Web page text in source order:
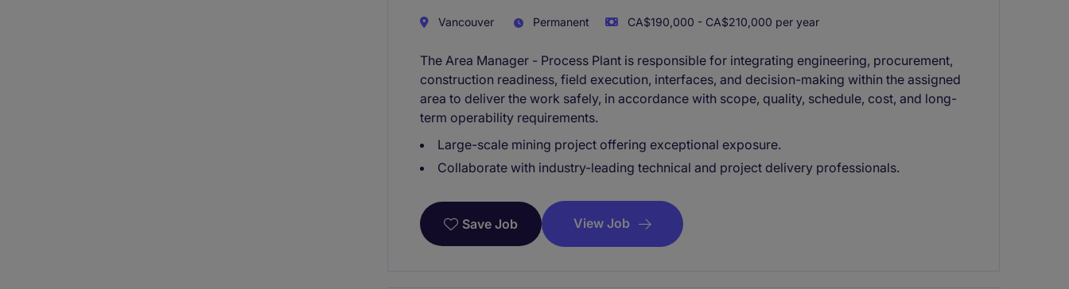
Vancouver Permanent CA$190,000 - CA$210,000 per year
The Area Manager - Process Plant is responsible for integrating engineering, procurement,
construction readiness, field execution, interfaces, and decision-making within the assigned
area to deliver the work safely, in accordance with scope, quality, schedule, cost, and long-
term operability requirements.
Large-scale mining project offering exceptional exposure.
Collaborate with industry-leading technical and project delivery professionals.
Save Job View Job